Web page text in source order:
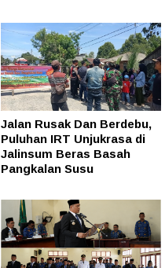
Jalan Rusak Dan Berdebu,
Puluhan IRT Unjukrasa di
Jalinsum Beras Basah
Pangkalan Susu